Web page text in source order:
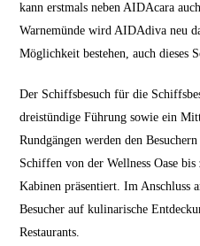
kann erstmals neben AIDAcara
Warnemünde wird AIDAdiva neu
Möglichkeit bestehen, auch dieses
Der Schiffsbesuch für die
dreistündige Führung sowie ein
Rundgängen werden den
Schiffen von der Wellness Oase
Kabinen präsentiert. Im Anschluss
Besucher auf kulinarische
Restaurants.